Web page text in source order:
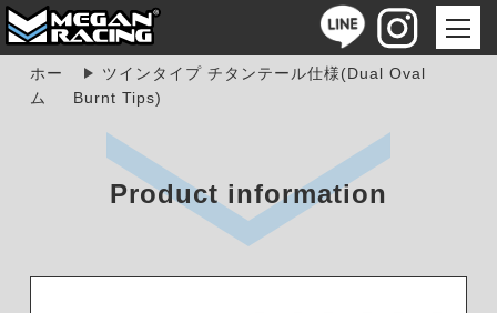
ホー
ム
ツインタイプ チタンテール仕様(Dual Oval
Burnt Tips)
Product information